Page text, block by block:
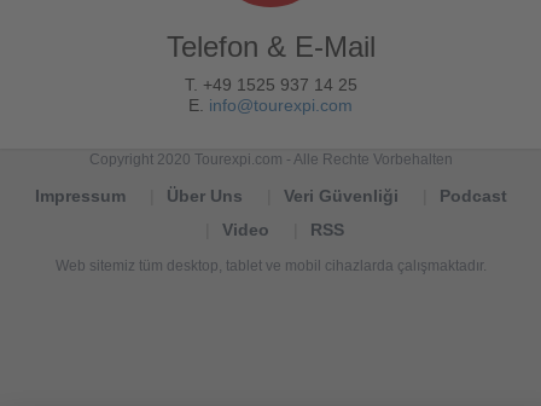
Telefon & E-Mail
T. +49 1525 937 14 25
E. info@tourexpi.com
Copyright 2020 Tourexpi.com - Alle Rechte Vorbehalten
Impressum Über Uns Veri Güvenliği
Podcast
Video
RSS
Web sitemiz tüm desktop, tablet ve mobil cihazlarda çalışmaktadır.